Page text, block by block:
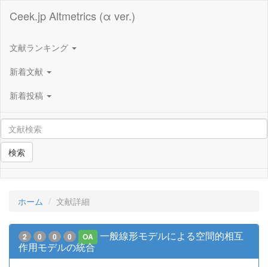
Ceek.jp Altmetrics (α ver.)
文献ランキング
新着文献
新着投稿
検索
ホーム 文献詳細
2 0 0 0 OA
一般線形モデルによる空間的相互
作用モデルの統合